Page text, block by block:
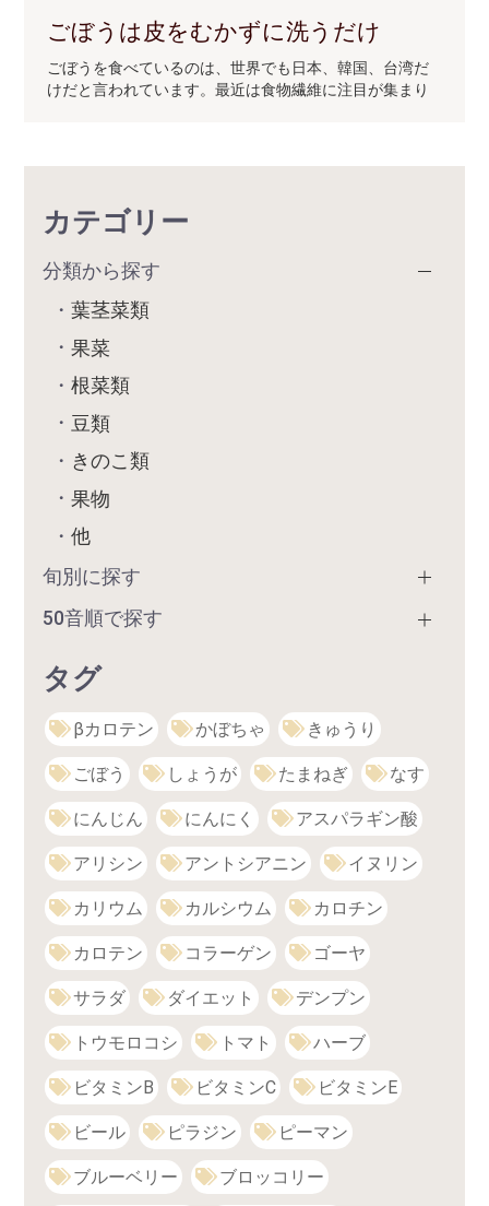
ごぼうは皮をむかずに洗うだけ
ごぼうを食べているのは、世界でも日本、韓国、台湾だ
けだと言われています。最近は食物繊維に注目が集まり
カテゴリー
分類から探す
葉茎菜類
果菜
根菜類
豆類
きのこ類
果物
他
旬別に探す
50音順で探す
タグ
βカロテン かぼちゃ きゅうり
ごぼう しょうが たまねぎ なす
にんじん にんにく アスパラギン酸
アリシン アントシアニン イヌリン
カリウム カルシウム カロチン
カロテン コラーゲン ゴーヤ
サラダ ダイエット デンプン
トウモロコシ トマト ハーブ
ビタミンB ビタミンC ビタミンE
ビール ピラジン ピーマン
ブルーベリー ブロッコリー